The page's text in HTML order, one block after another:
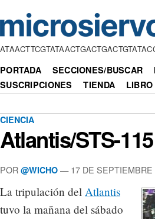
PORTADA SECCIONES/BUSCAR
SUSCRIPCIONES
TIENDA LIBRO
CIENCIA
Atlantis/STS-
POR @WICHO — 17 DE SEPTIEMBRE
La tripulación del Atlantis
tuvo la mañana del sábado